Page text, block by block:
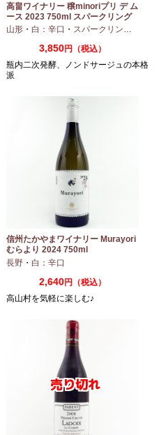
高畠ワイナリー 穣minoriプリ デ ム
ース 2023 750ml スパークリング
ワイン
山形 ・ 白：辛口 ・ スパークリングワイン
3,850円（税込）
瓶内二次発酵、ノンドサージュの本格
派
信州たかやまワイナリー Murayori
むらより 2024 750ml
長野 ・ 白：辛口
2,640円（税込）
高山村を気軽に楽しむ♪